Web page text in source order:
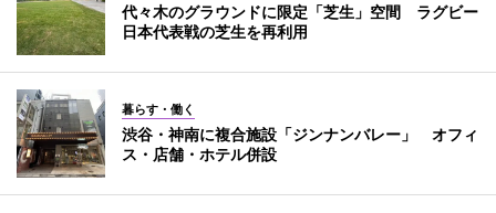
代々木のグラウンドに限定「芝生」空間 ラグビー
日本代表戦の芝生を再利用
暮らす・働く
渋谷・神南に複合施設「ジンナンバレー」 オフィ
ス・店舗・ホテル併設